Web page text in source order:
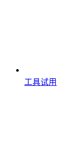
工具试用